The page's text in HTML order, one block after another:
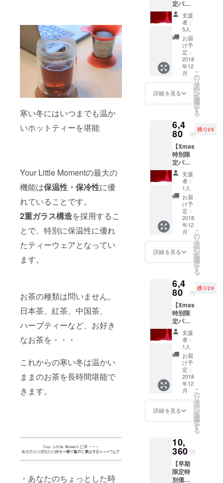
寒い冬にはいつまでも温か
いホットティーを堪能
Your Little Momentの最大の
機能は保温性・保冷性に優
れていることです。
2重ガラス構造を採用するこ
とで、特別に保温性に優れ
たティーウェアとなってい
ます。
お茶の種類は問いません。
日本茶、紅茶、中国茶、
ハーブティーなど、お好き
なお茶を・・・
これからの寒い冬は温かい
ままのお茶を長時間堪能で
きます。
・あなたのちょっとした時
ださ
い。 ※
ご注文
状況、
使用部
材の供
給状
況、製
造工程
上の都
合等に
より出
があり
ます。
プラス
した場
合、総
額7,180
円 ※デ
ザイ
ン・仕
様は変
更にな
る可能
性もご
ざいま
い。 ※
ご注文
状況、
使用部
材の供
給状
況、製
造工程
上の都
合等に
より出
荷時期
が遅れ
る場合
があり
ます。
定パッ
ケー
ジ】
10％OF
F ・
Your
Little
Momen
t （サー
モンピ
ンク：
ポピー
花柄）
１セッ
料・税
込） ・
一般予
定販売
価格
6,480円
（税
込） 参
考送
料：700
円（税
込）を
プラス
した場
合、総
額7,180
円 ※デ
更にな
る可能
性もご
ざいま
す。ご
了承く
ださ
い。 ※
ご注文
状況、
使用部
材の供
給状
況、製
造工程
上の都
合等に
る場合
があり
ます。
支援
者：
5人
お届
け予
定：
2018
年12
月
詳細を見る
こ
の
リ
タ
ー
ン
を
選
択
す
る
6,4
80 円
残り29
【Xmas
特別限
定パッ
ケー
ジ】
10％OF
F ・
Your
Little
Momen
t （スカ
イブ
ルー：
十字構
造）１
セット
料・税
込） ・
一般予
定販売
価格
6,480円
（税
込） 参
考送
料：700
円（税
込）を
プラス
した場
合、総
額7,180
円 ※デ
更にな
る可能
性もご
ざいま
す。ご
支援
者：
1人
お届
け予
定：
2018
年12
月
詳細を見る
こ
の
リ
タ
ー
ン
を
選
択
す
る
6,4
80 円
残り29
【Xmas
特別限
定パッ
ケー
ジ】
10％OF
F ・
Your
Little
Momen
t （クラ
シック
グ
レー：
ハニカ
ム柄）
ト（送
料・税
込） ・
一般予
定販売
価格
支援
者：
1人
お届
け予
定：
2018
年12
月
詳細を見る
こ
の
リ
タ
ー
ン
を
選
択
す
る
10,
360 円
【早期
限定特
別価